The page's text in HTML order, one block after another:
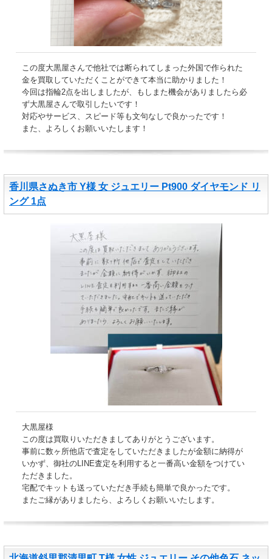
この度大黒屋さんで他社では断られてしまった外国で作られた
金を買取していただくことができて本当に助かりました！
今回は指輪2点を出しましたが、もしまた機会がありましたら必
ず大黒屋さんで取引したいです！
対応やサービス、スピード等も文句なしで良かったです！
また、よろしくお願いいたします！
香川県さぬき市 Y様 女 ジュエリー Pt900 ダイヤモンド リ
ング 1点
大黒屋様
この度は買取りいただきましてありがとうございます。
事前に数ヶ所他店で査定をしていただきましたが金額に納得が
いかず、御社のLINE査定を利用すると一番高い金額をつけてい
ただきました。
宅配でキットも送っていただき手続も簡単で良かったです。
またご縁がありましたら、よろしくお願いいたします。